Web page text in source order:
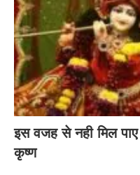
इस वजह से नही मिल पाए
कृष्ण